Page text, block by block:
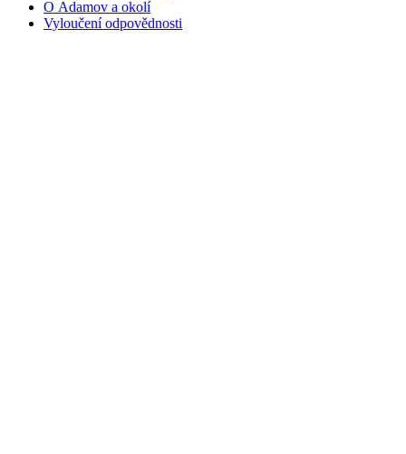
O Adamov a okolí
Vyloučení odpovědnosti